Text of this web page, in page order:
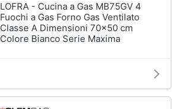
LOFRA - Cucina a Gas MB75GV 4
Fuochi a Gas Forno Gas Ventilato
Classe A Dimensioni 70×50 cm
Colore Bianco Serie Maxima